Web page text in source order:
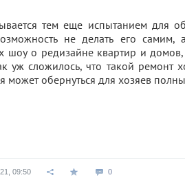
тем еще испытанием для
не делать его самим,
шоу о редизайне квартир и
уж сложилось, что такой ремонт
может обернуться для хозяев
09:50 0